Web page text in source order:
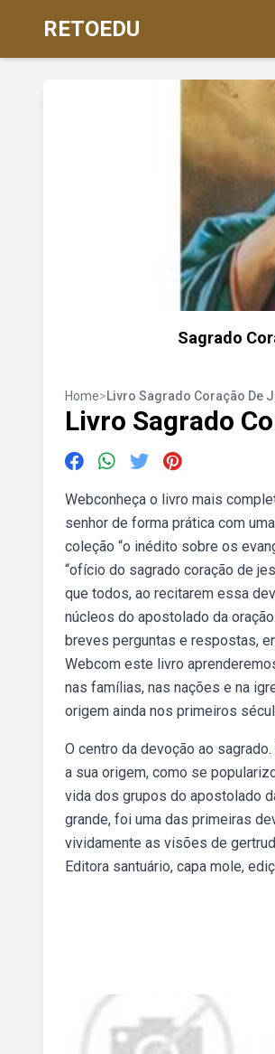
RETOEDU
Sagrado
Home>Livro Sagrado Coração De
Livro Sagrado
Webconheça o livro mais
senhor de forma prática com
coleção “o inédito sobre os
“ofício do sagrado coração de
que todos, ao recitarem essa
núcleos do apostolado da
breves perguntas e respostas,
Webcom este livro
nas famílias, nas nações e na
origem ainda nos primeiros
O centro da devoção ao
a sua origem, como se
vida dos grupos do apostolado
grande, foi uma das primeiras
vividamente as visões de
Editora santuário, capa mole,